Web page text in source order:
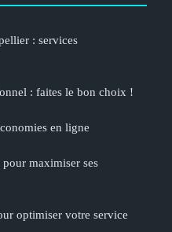
: services
: faites le bon choix !
en ligne
maximiser ses
optimiser votre service